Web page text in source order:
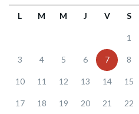
L M M J V S
1
3 4 5 6 7 8
10 11 12 13 14 15
17 18 19 20 21 22